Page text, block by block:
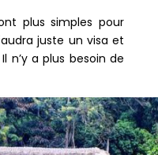
plus simples pour
juste un visa et
n’y a plus besoin de